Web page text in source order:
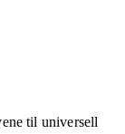
til universell